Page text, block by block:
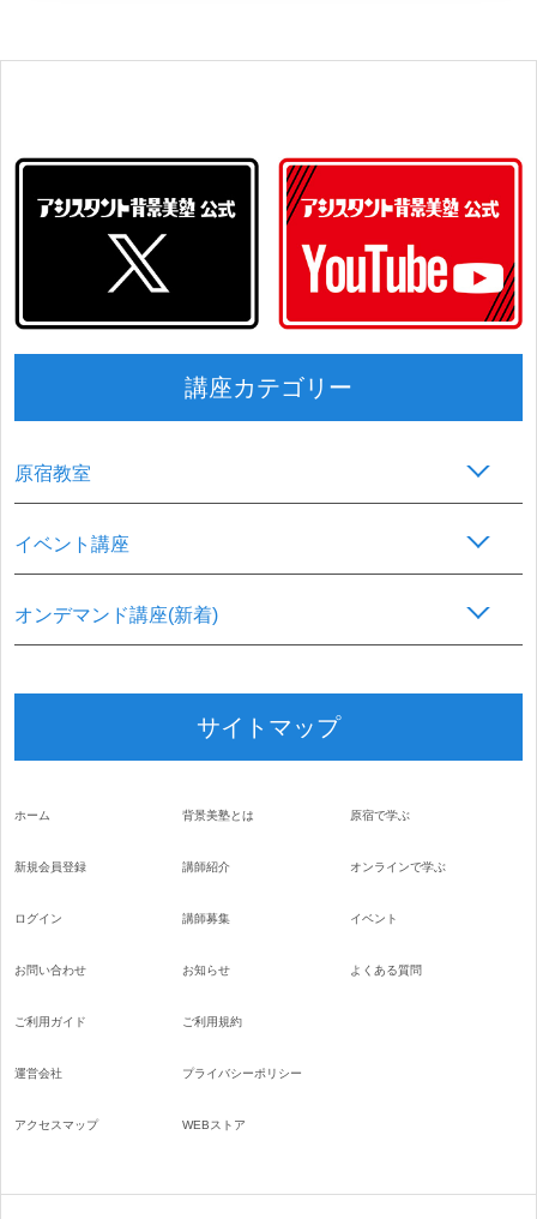
講座カテゴリー
原宿教室
イベント講座
オンデマンド講座(新着)
サイトマップ
ホーム
新規会員登録
ログイン
お問い合わせ
背景美塾とは
講師紹介
講師募集
お知らせ
原宿で学ぶ
オンラインで学ぶ
イベント
よくある質問
ご利用ガイド
運営会社
アクセスマップ
ご利用規約
プライバシーポリシー
WEBストア